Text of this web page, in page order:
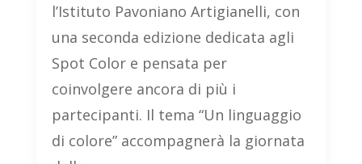
l’Istituto Pavoniano Artigianelli, con
una seconda edizione dedicata agli
Spot Color e pensata per
coinvolgere ancora di più i
partecipanti. Il tema “Un linguaggio
di colore” accompagnerà la giornata